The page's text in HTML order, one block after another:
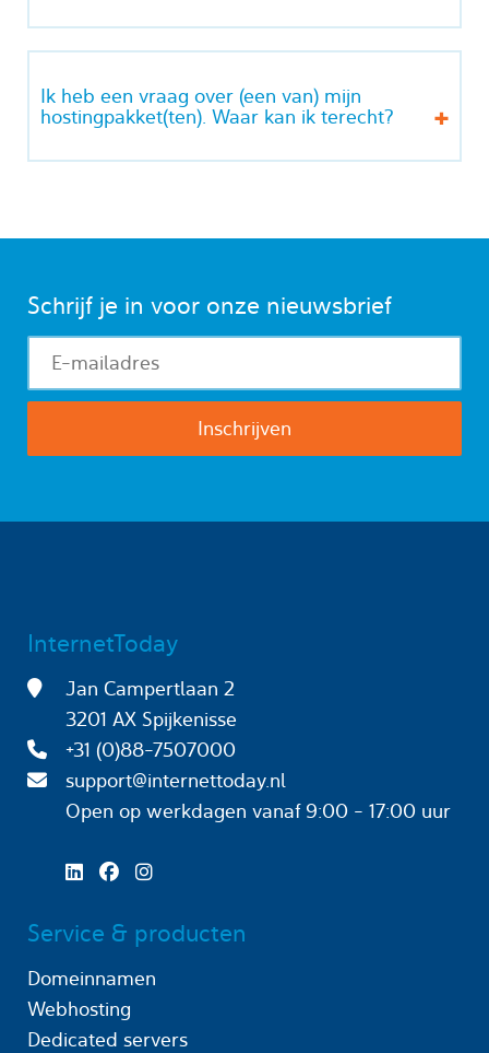
Ik heb een vraag over (een van) mijn
hostingpakket(ten). Waar kan ik terecht?
Schrijf je in voor onze nieuwsbrief
InternetToday
Jan Campertlaan 2
3201 AX Spijkenisse
+31 (0)88-7507000
support@internettoday.nl
Open op werkdagen
vanaf 9:00 - 17:00 uur
Service & producten
Domeinnamen
Webhosting
Dedicated servers